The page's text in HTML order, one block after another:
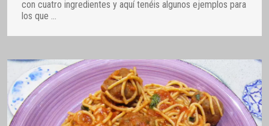
con cuatro ingredientes y aquí tenéis algunos ejemplos para
los que …